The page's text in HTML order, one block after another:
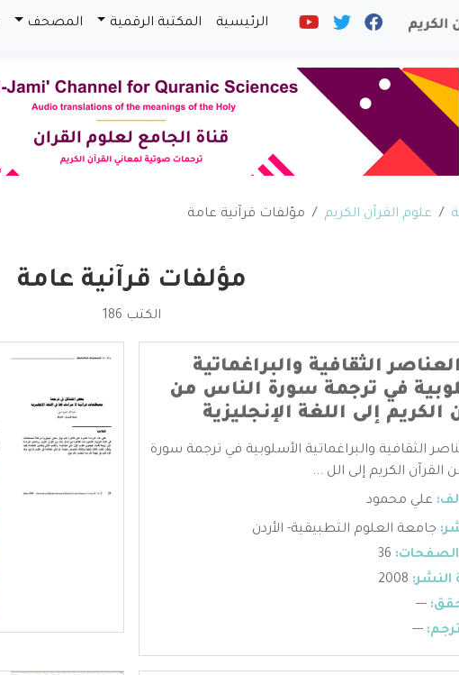
الرئيسية المكتبة الرقمية المصحف
علوم القرآن الكريم مؤلفات قرآنية عامة
مؤلفات قرآنية عامة
الكتب 186
العناصر الثقافية والبراغماتية
في ترجمة سورة الناس من
الكريم إلى اللغة الإنجليزية
الثقافية والبراغماتية الأسلوبية في ترجمة سورة
القرآن الكريم إلى الل ...
علي محمود
جامعة العلوم التطبيقية- الأردن
---
---